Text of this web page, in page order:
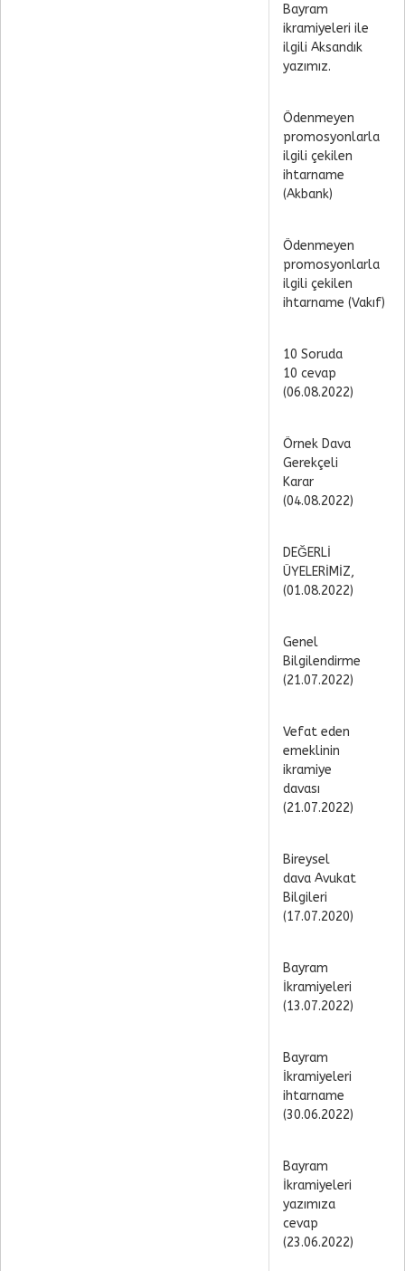
Bayram
ikramiyeleri ile
ilgili Aksandık
yazımız.
Ödenmeyen
promosyonlarla
ilgili çekilen
ihtarname
(Akbank)
Ödenmeyen
promosyonlarla
ilgili çekilen
ihtarname (Vakıf)
10 Soruda
10 cevap
(06.08.2022)
Örnek Dava
Gerekçeli
Karar
(04.08.2022)
DEĞERLİ
ÜYELERİMİZ,
(01.08.2022)
Genel
Bilgilendirme
(21.07.2022)
Vefat eden
emeklinin
ikramiye
davası
(21.07.2022)
Bireysel
dava Avukat
Bilgileri
(17.07.2020)
Bayram
İkramiyeleri
(13.07.2022)
Bayram
İkramiyeleri
ihtarname
(30.06.2022)
Bayram
İkramiyeleri
yazımıza
cevap
(23.06.2022)